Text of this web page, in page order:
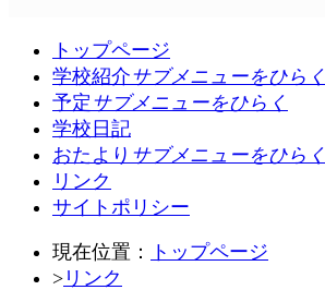
トップページ
学校紹介サブメニューをひらく
予定 サブメニューをひらく
学校日記
おたより サブメニューをひらく
リンク
サイトポリシー
現在位置：
トップページ
> リンク